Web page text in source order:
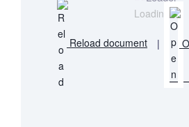
Loading...
Reload document |